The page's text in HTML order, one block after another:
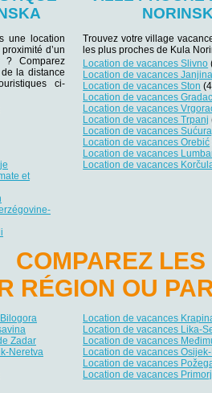
une location
d’un
? Comparez
la distance
ci-
et
Trouvez votre village
les plus proches de Kula
Location de vacances Slivno
Location de vacances Janjina
Location de vacances Ston
Location de vacances Gradac
Location de vacances
Location de vacances Trpanj
Location de vacances
Location de vacances Orebić
Location de vacances
Location de vacances
COMPAREZ
RÉGION OU
Zadar
Neretva
Location de vacances
Location de vacances Lika-
Location de vacances
Location de vacances
Location de vacances
Location de vacances